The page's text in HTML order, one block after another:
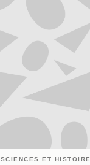
SCIENCES ET HISTOIRE